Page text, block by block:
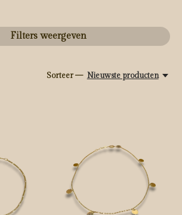
Filters weergeven
Sorteer — Nieuwste producten